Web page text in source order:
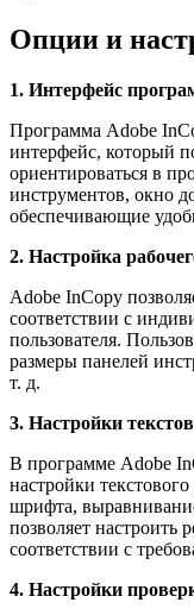
Опции и
1. Интерфейс
Программа Adobe
интерфейс, который
ориентироваться в
инструментов, окно
обеспечивающие
2. Настройка
Adobe InCopy
соответствии с
пользователя.
размеры панелей
т. д.
3. Настройки
В программе Adobe
настройки
шрифта,
позволяет настроить
соответствии с
4. Настройки